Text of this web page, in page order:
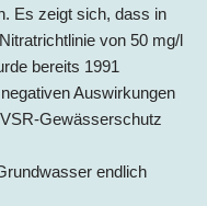
Es zeigt sich, dass in
von 50 mg/l
bereits 1991
Auswirkungen
Gewässerschutz
endlich